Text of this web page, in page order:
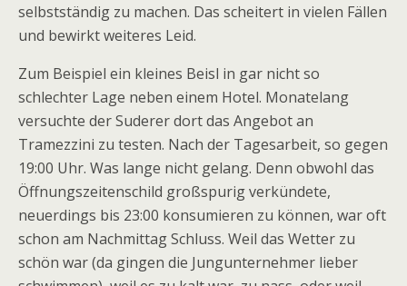
selbstständig zu machen. Das scheitert in vielen Fällen
und bewirkt weiteres Leid.
Zum Beispiel ein kleines Beisl in gar nicht so
schlechter Lage neben einem Hotel. Monatelang
versuchte der Suderer dort das Angebot an
Tramezzini zu testen. Nach der Tagesarbeit, so gegen
19:00 Uhr. Was lange nicht gelang. Denn obwohl das
Öffnungszeitenschild großspurig verkündete,
neuerdings bis 23:00 konsumieren zu können, war oft
schon am Nachmittag Schluss. Weil das Wetter zu
schön war (da gingen die Jungunternehmer lieber